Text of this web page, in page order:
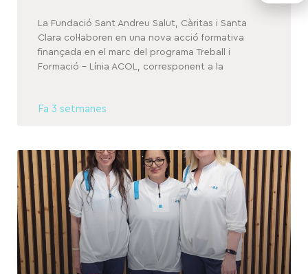
La Fundació Sant Andreu Salut, Càritas i Santa
Clara col·laboren en una nova acció formativa
finançada en el marc del programa Treball i
Formació – Línia ACOL, corresponent a la
Fa 3 setmanes